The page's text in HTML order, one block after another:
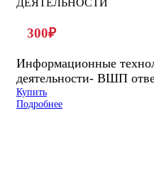
300₽
Информационные
деятельности- ВШП
Купить
Подробнее